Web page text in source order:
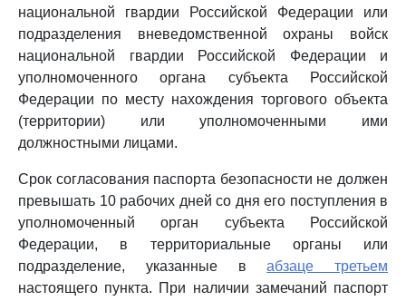
национальной гвардии Российской Федерации или
подразделения вневедомственной охраны войск
национальной гвардии Российской Федерации и
уполномоченного органа субъекта Российской
Федерации по месту нахождения торгового объекта
(территории) или уполномоченными ими
должностными лицами.
Срок согласования паспорта безопасности не должен
превышать 10 рабочих дней со дня его поступления в
уполномоченный орган субъекта Российской
Федерации, в территориальные органы или
подразделение, указанные вабзаце третьем
настоящего пункта. При наличии замечаний паспорт